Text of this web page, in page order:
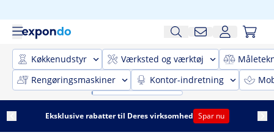
Køkkenudstyr Værksted og værktøj
Rengøringsmaskiner
Kontor-indretning
Eksklusive rabatter til Deres virksomhed Spar nu